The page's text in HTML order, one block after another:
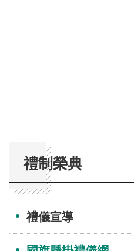
禮制榮典
禮儀宣導